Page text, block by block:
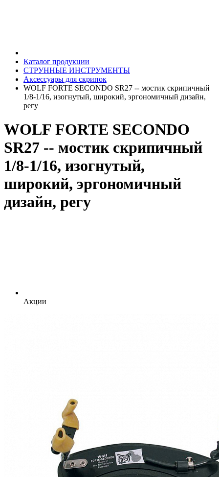
Каталог продукции
СТРУННЫЕ ИНСТРУМЕНТЫ
Аксессуары для скрипок
WOLF FORTE SECONDO SR27 -- мостик скрипичный
1/8-1/16, изогнутый, широкий, эргономичный дизайн,
регу
WOLF FORTE SECONDO
SR27 -- мостик скрипичный
1/8-1/16, изогнутый,
широкий, эргономичный
дизайн, регу
Акции